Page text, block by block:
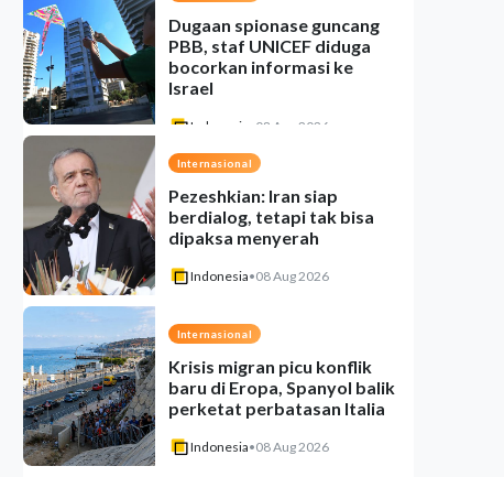
Dugaan spionase guncang
PBB, staf UNICEF diduga
bocorkan informasi ke
Israel
Indonesia 08 Aug 2026
Internasional
Pezeshkian: Iran siap
berdialog, tetapi tak bisa
dipaksa menyerah
Indonesia•08 Aug 2026
Internasional
Krisis migran picu konflik
baru di Eropa, Spanyol balik
perketat perbatasan Italia
Indonesia•08 Aug 2026